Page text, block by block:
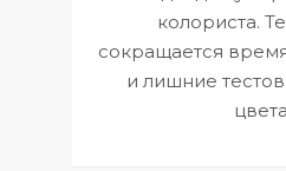
колориста.
сокращается
и лишние